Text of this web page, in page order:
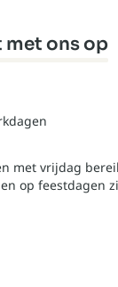
ons op
met vrijdag
op feestdagen